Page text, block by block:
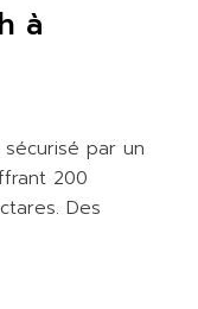
à
sécurisé par un
200
Des